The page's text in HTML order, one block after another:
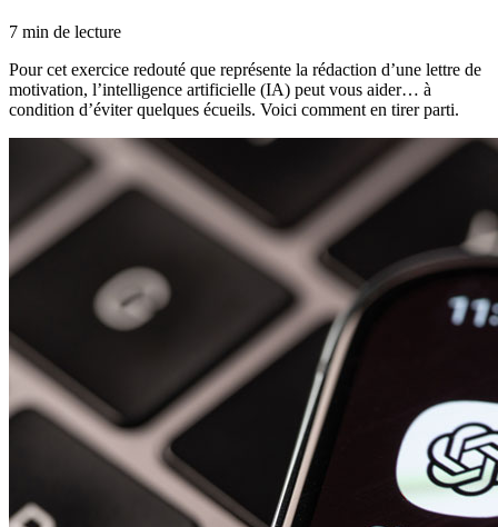
7 min de lecture
Pour cet exercice redouté que représente la rédaction d’une lettre de
motivation, l’intelligence artificielle (IA) peut vous aider… à
condition d’éviter quelques écueils. Voici comment en tirer parti.